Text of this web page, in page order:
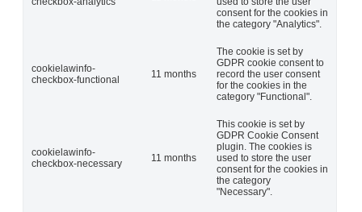
consent for the cookies in
the category "Analytics".
cookielawinfo-
checkbox-functional
11 months
The cookie is set by
GDPR cookie consent to
record the user consent
for the cookies in the
category "Functional".
cookielawinfo-
checkbox-necessary
11 months
This cookie is set by
GDPR Cookie Consent
plugin. The cookies is
used to store the user
consent for the cookies in
the category
"Necessary".